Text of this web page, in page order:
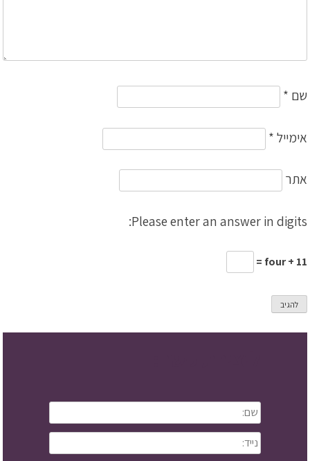
שם *
אימייל*
אתר
Please enter an answer in digits:
11 + four =